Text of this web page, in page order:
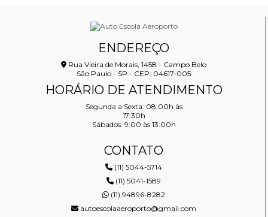
ENDEREÇO
Rua Vieira de Morais, 1458 - Campo Belo
São Paulo - SP - CEP: 04617-005
HORÁRIO DE ATENDIMENTO
Segunda a Sexta: 08:00h às
17:30h
Sábados: 9:00 às 13:00h
CONTATO
(11) 5044-5714
(11) 5041-1589
(11) 94896-8282
autoescolaaeroporto@gmail.com